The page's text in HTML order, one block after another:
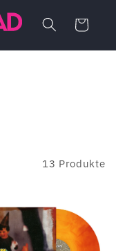
Warenkorb
13 Produkte